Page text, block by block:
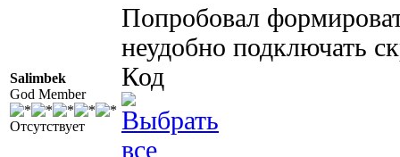
Salimbek
God Member
Отсутствует
Попробовал
неудобно подключать
Код